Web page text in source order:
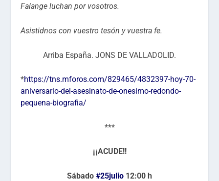
Falange luchan por vosotros.
Asistidnos con vuestro tesón y vuestra fe.
Arriba España. JONS DE VALLADOLID.
*https://tns.mforos.com/829465/4832397-hoy-70-
aniversario-del-asesinato-de-onesimo-redondo-
pequena-biografia/
***
¡¡ACUDE!!
Sábado #25julio 12:00 h